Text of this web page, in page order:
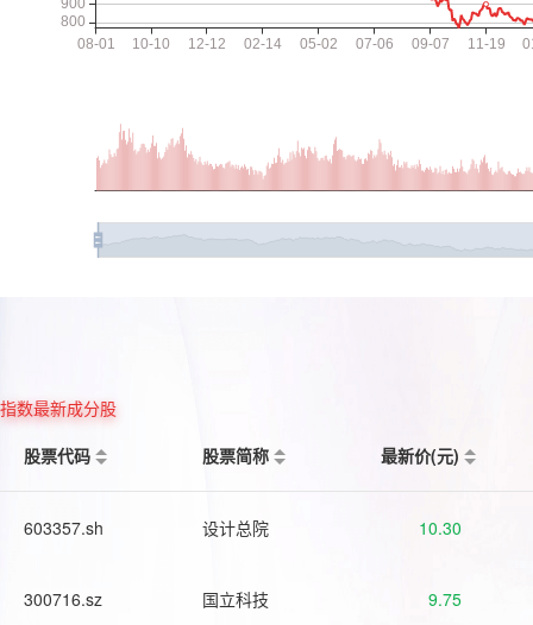
指数最新成分股
股票代码
股票简称 最新价(元)
603357.sh 设计总院 10.30
300716.sz 国立科技 9.75